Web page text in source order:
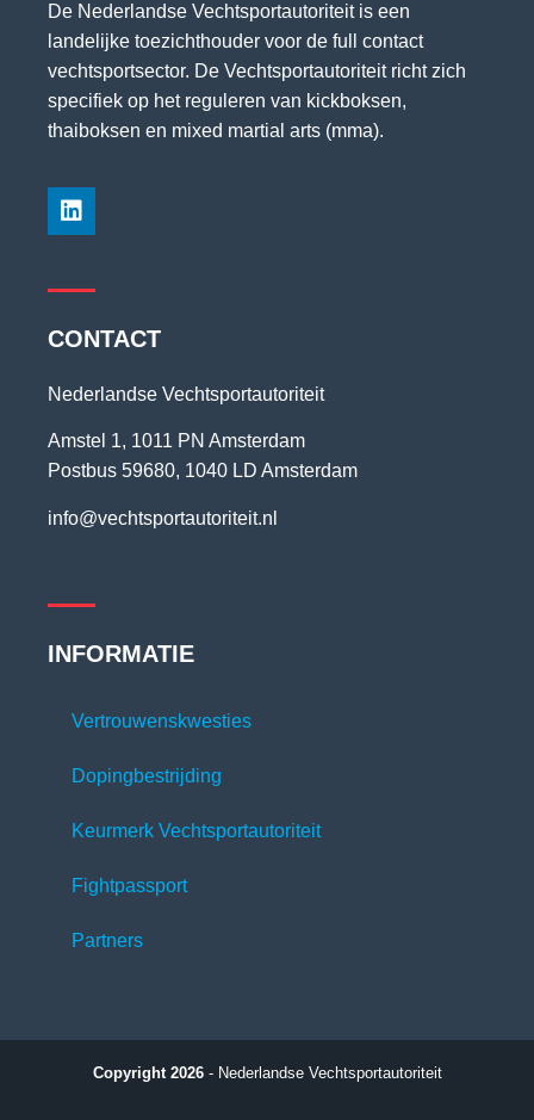
De Nederlandse Vechtsportautoriteit is een
landelijke toezichthouder voor de full contact
vechtsportsector. De Vechtsportautoriteit richt zich
specifiek op het reguleren van kickboksen,
thaiboksen en mixed martial arts (mma).
CONTACT
Nederlandse Vechtsportautoriteit
Amstel 1, 1011 PN Amsterdam
Postbus 59680, 1040 LD Amsterdam
info@vechtsportautoriteit.nl
INFORMATIE
Vertrouwenskwesties
Dopingbestrijding
Keurmerk Vechtsportautoriteit
Fightpassport
Partners
Copyright 2026- Nederlandse Vechtsportautoriteit